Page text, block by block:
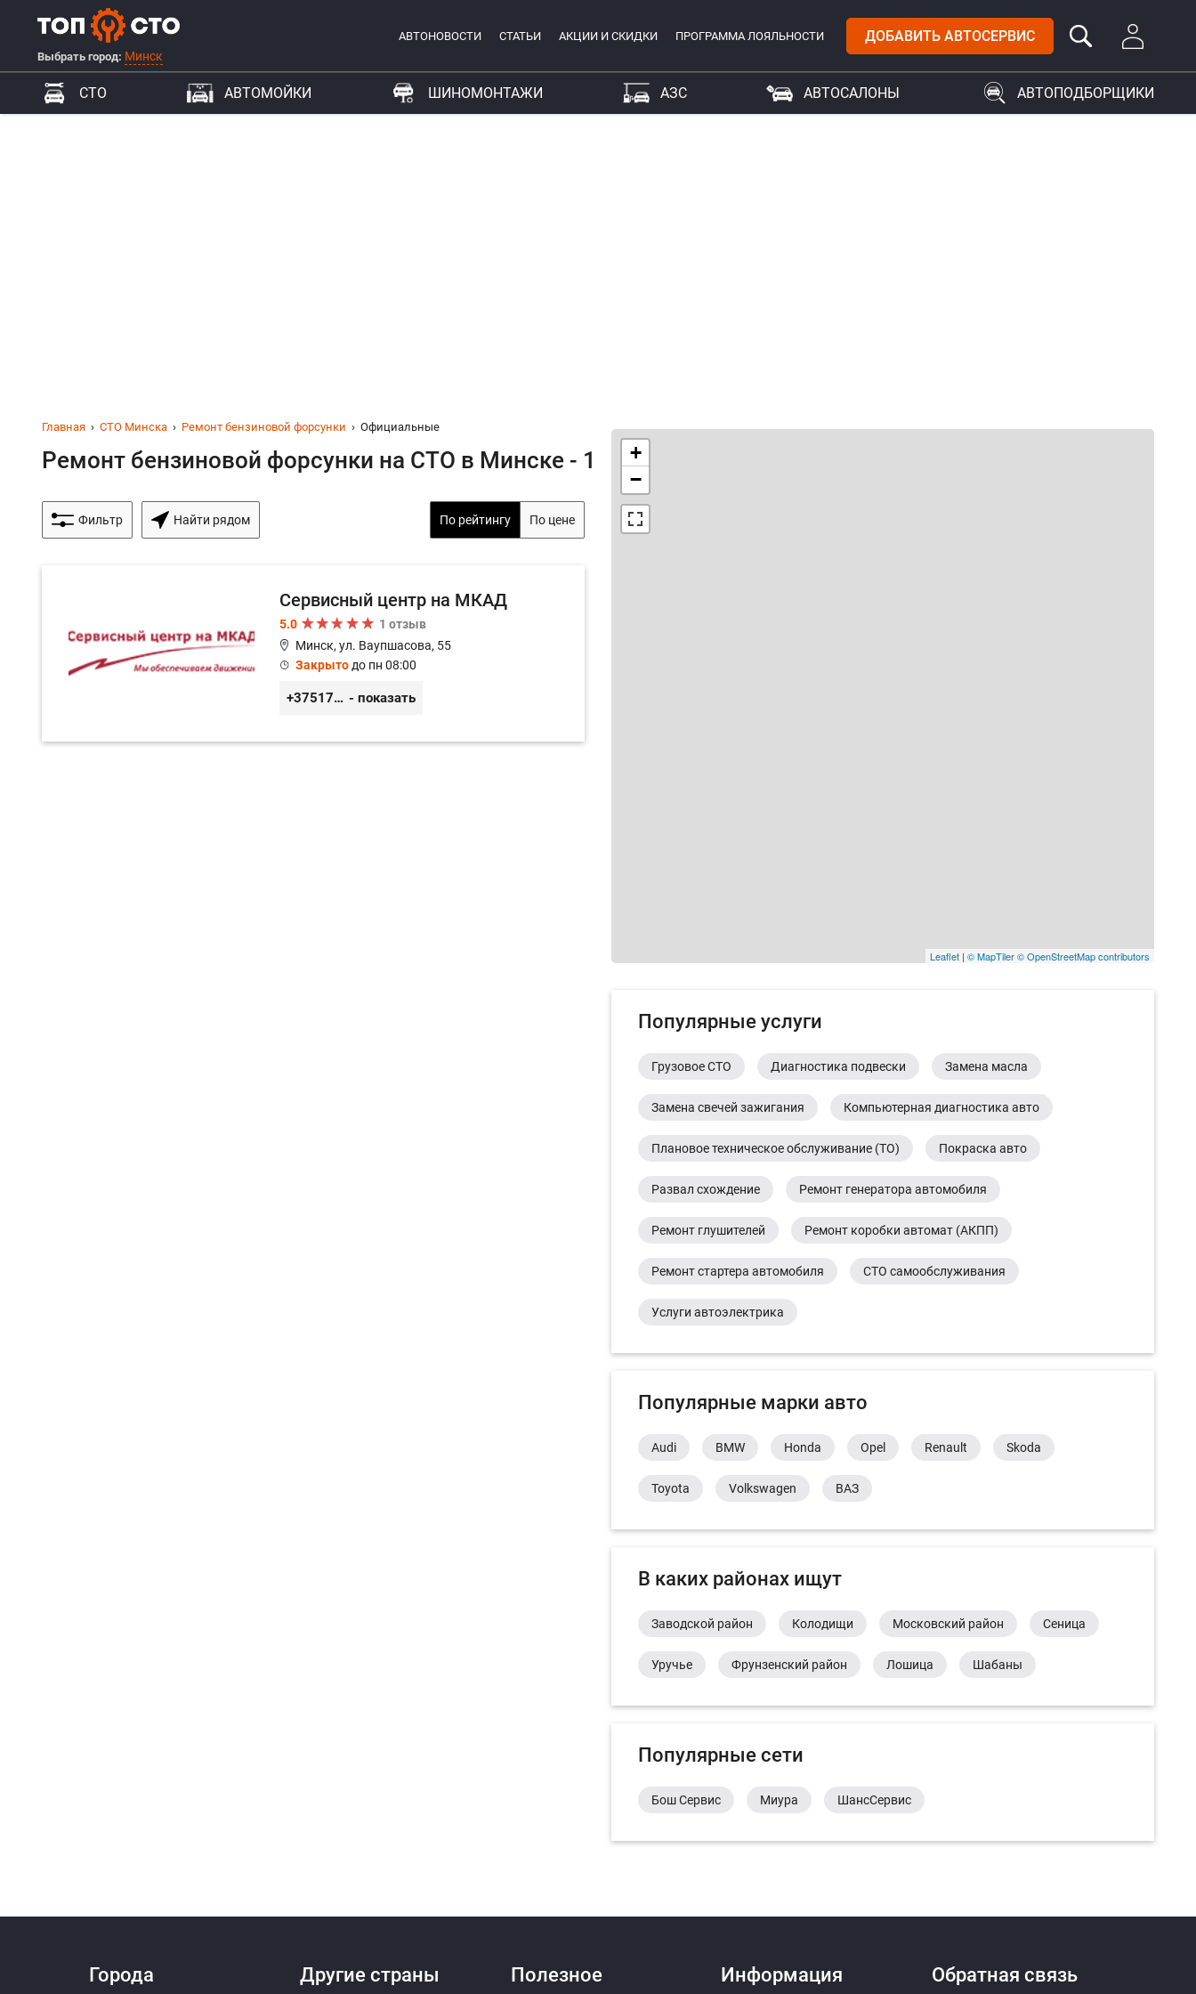
Выбрать город: Минск
АВТОНОВОСТИ СТАТЬИ АКЦИИ И СКИДКИ ПРОГРАММА ЛОЯЛЬНОСТИ ДОБАВИТЬ АВТОСЕРВИС
СТО АВТОМОЙКИ ШИНОМОНТАЖИ АЗС АВТОСАЛОНЫ АВТОПОДБОРЩИКИ
Главная СТО Минска Ремонт бензиновой форсунки Официальные
Ремонт бензиновой форсунки на СТО в Минске - 1
Фильтр Найти рядом По рейтингу По цене
Сервисный центр на МКАД
5.0
1 отзыв
Минск, ул. Ваупшасова, 55
Закрытодо пн 08:00
+375173613000 - показать
+
−
Leaflet | © MapTiler© OpenStreetMap contributors
Популярные услуги
Грузовое СТО Диагностика подвески Замена масла
Замена свечей зажигания Компьютерная диагностика авто
Плановое техническое обслуживание (ТО) Покраска авто
Развал схождение Ремонт генератора автомобиля
Ремонт глушителей Ремонт коробки автомат (АКПП)
Ремонт стартера автомобиля СТО самообслуживания
Услуги автоэлектрика
Популярные марки авто
Audi BMW Honda Opel Renault Skoda
Toyota Volkswagen ВАЗ
В каких районах ищут
Заводской район Колодищи Московский район Сеница
Уручье Фрунзенский район Лошица Шабаны
Популярные сети
Бош Сервис Миура ШансСервис
Города Другие страны Полезное Информация Обратная связь